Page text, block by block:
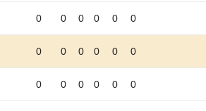
0 0 0 0 0 0
0 0 0 0 0 0
0 0 0 0 0 0